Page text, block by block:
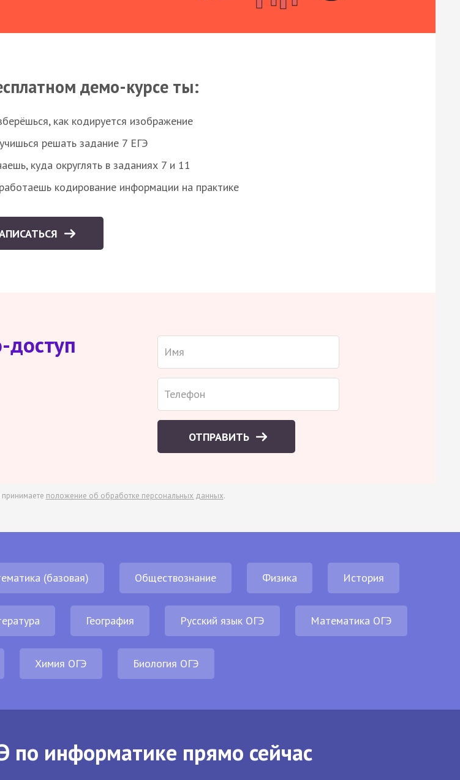
демо-курсе ты:
как кодируется изображение
решать задание 7 ЕГЭ
куда округлять в заданиях 7 и 11
кодирование информации на практике
ОТПРАВИТЬ
положение об обработке персональных данных.
(базовая) Обществознание Физика История
География Русский язык ОГЭ Математика ОГЭ
Химия ОГЭ Биология ОГЭ
по информатике прямо сейчас